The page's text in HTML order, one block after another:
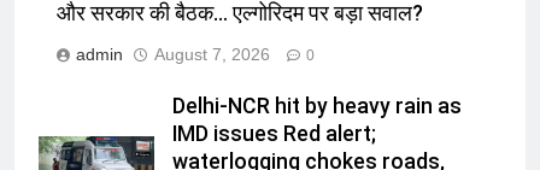
और सरकार की बैठक… एल्गोरिदम पर बड़ा सवाल?
admin August 7, 2026 0
Delhi-NCR hit by heavy rain as
IMD issues Red alert;
waterlogging chokes roads,